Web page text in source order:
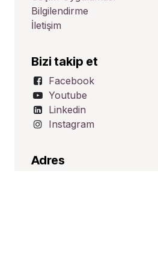
Bilgilendirme
İletişim
Bizi takip et
Facebook
Youtube
Linkedin
Instagram
Adres